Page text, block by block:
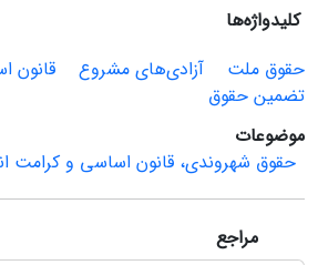
کلیدواژه‌ها
حقوق ملت
آزادی‌های مشروع قانون
تضمین حقوق
موضوعات
حقوق شهروندی، قانون اساسی و کرامت
مراجع